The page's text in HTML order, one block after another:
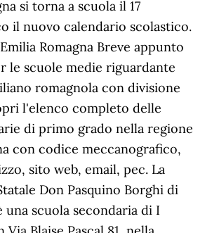
si torna a scuola il 17
il nuovo calendario scolastico.
Romagna Breve appunto
le scuole medie riguardante
romagnola con divisione
l'elenco completo delle
di primo grado nella regione
con codice meccanografico,
sito web, email, pec. La
Don Pasquino Borghi di
una scuola secondaria di I